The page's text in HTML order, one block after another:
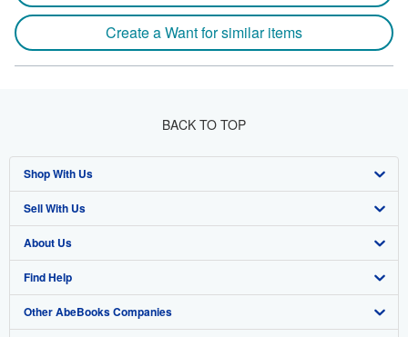
Create a Want for similar items
BACK TO TOP
Shop With Us
Advanced Search
Browse Collections
My Account
My Orders
Sell With Us
Start Selling
Join Our Affiliate Program
Book Buyback
About Us
About AbeBooks
Media
Find Help
Help
Other AbeBooks Companies